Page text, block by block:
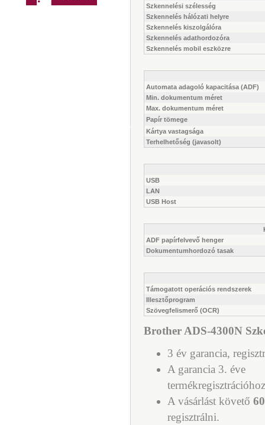
Szkennelési szélesség
Szkennelés hálózati helyre
Szkennelés kiszolgálóra
Szkennelés adathordozóra
Szkennelés mobil eszközre
Automata adagoló kapacitása (ADF)
Min. dokumentum méret
Max. dokumentum méret
Papír tömege
Kártya vastagsága
Terhelhetőség (javasolt)
USB
LAN
USB Host
ADF papírfelvevő henger
Dokumentumhordozó tasak
Támogatott operációs rendszerek
Illesztőprogram
Szövegfelismerő (OCR)
Brother ADS-4300N
3 év garancia,
A garancia 3. éve
A vásárlást követő
regisztrálni.